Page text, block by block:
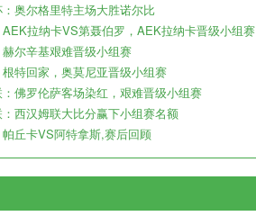
奥尔格里特主场大胜诺尔比
拉纳卡VS第聂伯罗，AEK拉纳卡晋级小组赛
尔辛基艰难晋级小组赛
特回家，奥莫尼亚晋级小组赛
佛罗伦萨客场染红，艰难晋级小组赛
西汉姆联大比分赢下小组赛名额
丘卡VS阿特拿斯,赛后回顾